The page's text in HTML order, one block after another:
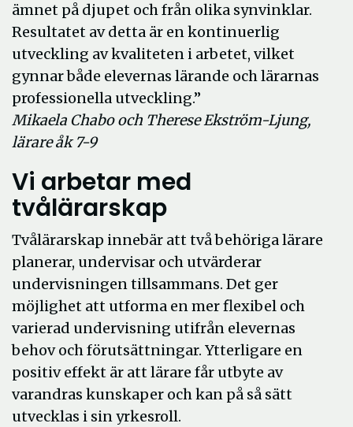
ämnet på djupet och från olika synvinklar.
Resultatet av detta är en kontinuerlig
utveckling av kvaliteten i arbetet, vilket
gynnar både elevernas lärande och lärarnas
professionella utveckling.”
Mikaela Chabo och Therese Ekström-Ljung,
lärare åk 7-9
Vi arbetar med
tvålärarskap
Tvålärarskap innebär att två behöriga lärare
planerar, undervisar och utvärderar
undervisningen tillsammans. Det ger
möjlighet att utforma en mer flexibel och
varierad undervisning utifrån elevernas
behov och förutsättningar. Ytterligare en
positiv effekt är att lärare får utbyte av
varandras kunskaper och kan på så sätt
utvecklas i sin yrkesroll.